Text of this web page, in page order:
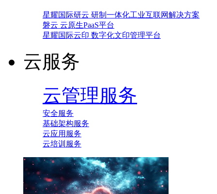
星耀国际研云 研制一体化工业互联网解决方案
磐云 云原生PaaS平台
星耀国际云印 数字化文印管理平台
云服务
云管理服务
安全服务
基础架构服务
云应用服务
云培训服务